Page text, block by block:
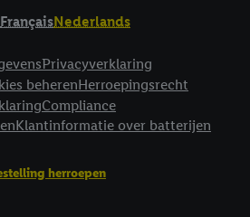
FrançaisNederlands
Privacyverklaring
beherenHerroepingsrecht
Compliance
Klantinformatie over batterijen
herroepen